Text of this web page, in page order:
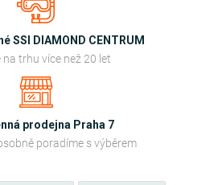
SSI DIAMOND CENTRUM
na trhu více než 20 let
prodejna Praha 7
poradíme s výběrem